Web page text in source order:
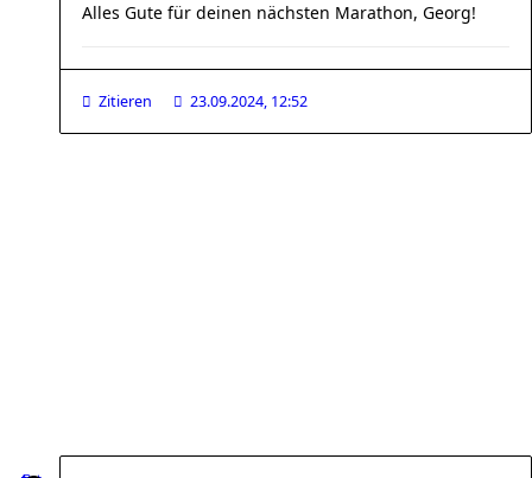
Alles Gute für deinen nächsten Marathon, Georg!
Zitieren 23.09.2024, 12:52